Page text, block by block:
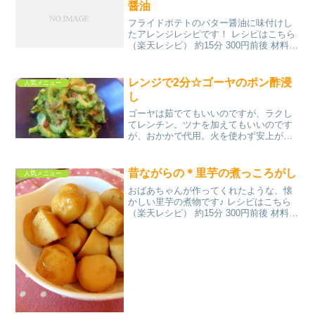
醤油
フライドポテトのバター醤油に味付けし
たアレンジレシピです！ レシピはこちら
（楽天レシピ） 約15分 300円前後 材料サ
人気メニュー
レンジで2分☆ゴーヤのポン酢浸
し
ゴーヤは茹でてもいいのですが、ラクし
てレンチン。ツナを加えてもいいのです
が、おかかで代用。火を使わず安上がり
かつお節☆ポン酢☆砂糖みんなのレビュ
ー
人気メニュー 昔ながらの＊里芋の煮っころがし
おばあちゃんが作ってくれたような、懐
かしい里芋の煮物です♪ レシピはこちら
（楽天レシピ） 約15分 300円前後 材料里